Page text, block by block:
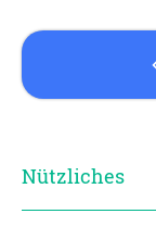
Nützliches